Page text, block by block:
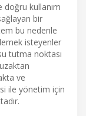
doğru kullanım
bir
bu nedenle
isteyenler
tutma noktası
ve
ile yönetim için